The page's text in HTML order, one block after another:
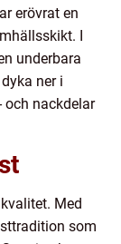
erövrat en
I
underbara
ner i
och nackdelar
Med
som